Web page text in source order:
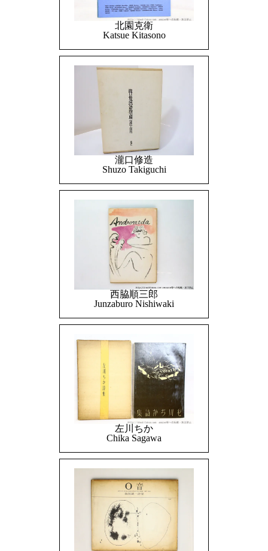
北園克衛
Katsue Kitasono
瀧口修造
Shuzo Takiguchi
西脇順三郎
Junzaburo Nishiwaki
左川ちか
Chika Sagawa